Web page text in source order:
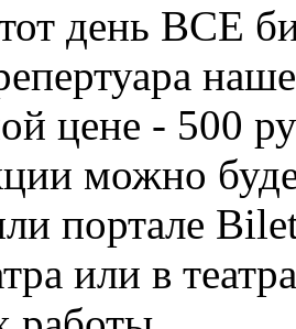
день ВСЕ
цене - 500
можно
портале
или в